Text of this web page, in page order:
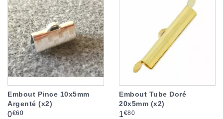
Embout Pince 10x5mm
Argenté (x2)
Prix
0€60
Embout Tube Doré
20x5mm (x2)
Prix
1€80